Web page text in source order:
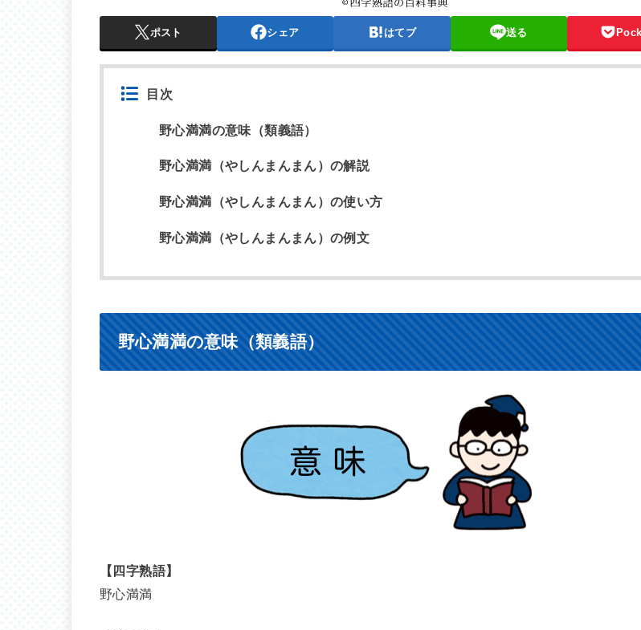
ポスト シェア はてブ 送る
目次
野心満満の意味（類義語）
野心満満（やしんまんまん）の解説
野心満満（やしんまんまん）の使い方
野心満満（やしんまんまん）の例文
野心満満の意味（類義語）
【四字熟語】
野心満満